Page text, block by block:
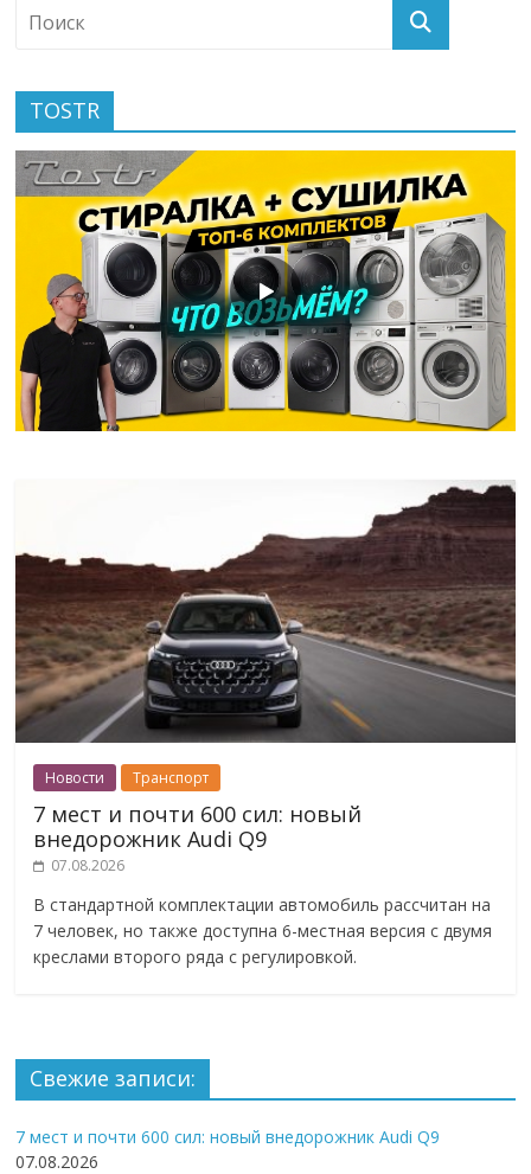
TOSTR
Новости Транспорт
7 мест и почти 600 сил: новый
внедорожник Audi Q9
07.08.2026
В стандартной комплектации автомобиль рассчитан на
7 человек, но также доступна 6-местная версия с двумя
креслами второго ряда с регулировкой.
Свежие записи:
7 мест и почти 600 сил: новый внедорожник Audi Q9
07.08.2026